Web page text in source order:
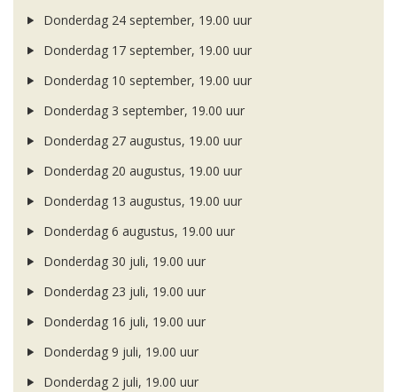
Donderdag 24 september, 19.00 uur
Donderdag 17 september, 19.00 uur
Donderdag 10 september, 19.00 uur
Donderdag 3 september, 19.00 uur
Donderdag 27 augustus, 19.00 uur
Donderdag 20 augustus, 19.00 uur
Donderdag 13 augustus, 19.00 uur
Donderdag 6 augustus, 19.00 uur
Donderdag 30 juli, 19.00 uur
Donderdag 23 juli, 19.00 uur
Donderdag 16 juli, 19.00 uur
Donderdag 9 juli, 19.00 uur
Donderdag 2 juli, 19.00 uur